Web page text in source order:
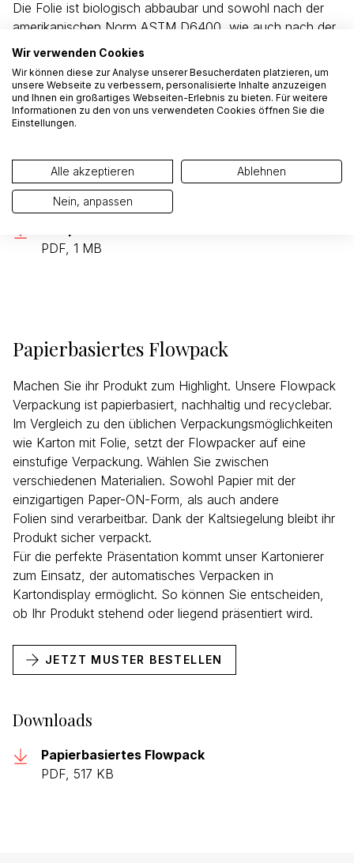
Die Folie ist biologisch abbaubar und sowohl nach der
amerikanischen Norm ASTM D6400, wie auch nach der
europäischen Norm EN13432 für kompostierbare
auch auf die «OK zertifiziert Compost Home»-Regelung
geprüft; ihre Eignung für den Einsatz in einer
Heimkompostierung ist nachgewiesen.
NATUREFLEX™ - Transparent Heat-sealable
Compostable Film
PDF, 300 KB
PDF, 1 MB
Papierbasiertes Flowpack
Machen Sie ihr Produkt zum Highlight. Unsere Flowpack
Verpackung ist papierbasiert, nachhaltig und recyclebar.
Im Vergleich zu den üblichen Verpackungsmöglichkeiten
wie Karton mit Folie, setzt der Flowpacker auf eine
einstufige Verpackung. Wählen Sie zwischen
verschiedenen Materialien. Sowohl Papier mit der
einzigartigen Paper-ON-Form, als auch andere
Folien sind verarbeitbar. Dank der Kaltsiegelung bleibt ihr
Produkt sicher verpackt.
Für die perfekte Präsentation kommt unser Kartonierer
zum Einsatz, der automatisches Verpacken in
Kartondisplay ermöglicht. So können Sie entscheiden,
ob Ihr Produkt stehend oder liegend präsentiert wird.
JETZT MUSTER BESTELLEN
Downloads
Papierbasiertes Flowpack
PDF, 517 KB
Wir verwenden Cookies
Wir können diese zur Analyse unserer Besucherdaten platzieren, um
unsere Webseite zu verbessern, personalisierte Inhalte anzuzeigen
und Ihnen ein großartiges Webseiten-Erlebnis zu bieten. Für weitere
Informationen zu den von uns verwendeten Cookies öffnen Sie die
Einstellungen.
Alle akzeptieren Ablehnen
Nein, anpassen